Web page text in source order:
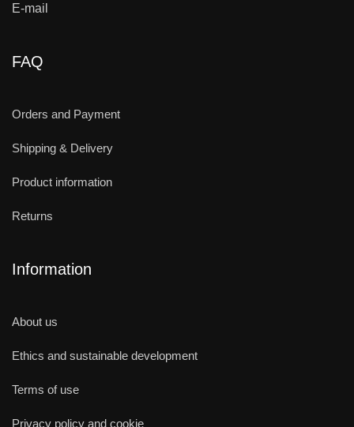
E-mail
FAQ
Orders and Payment
Shipping & Delivery
Product information
Returns
Information
About us
Ethics and sustainable development
Terms of use
Privacy policy and cookie